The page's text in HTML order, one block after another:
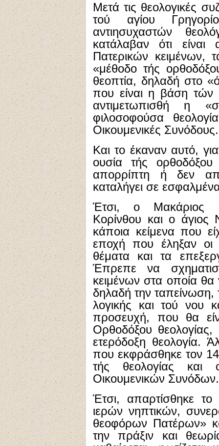
Μετά τις θεολογικές
τού αγίου
αντιησυχαστών
κατάλαβαν ότι
Πατερικών κειμένων,
«μέθοδο τής
θεοπτία, δηλαδή στο
που είναι η βάση τών
αντιμετωπισθή η
φιλοσοφούσα
Οικουμενικές Συνόδους.
Και το έκαναν αυτό,
ουσία τής
απορρίπτη ή δεν
καταλήγει σε
Έτσι, ο Μακάριος
Κορίνθου και ο άγιος
κάποια κείμενα που
εποχή που έληξαν οι
θέματα και τα
Έπρεπε να
κειμένων στα οποία θα
δηλαδή την ταπείνωση,
λογικής και τού νου
προσευχή, που θα
Ορθοδόξου
ετερόδοξη θεολογία.
που εκφράσθηκε τον
τής θεολογίας και
Οικουμενικών Συνόδων.
Έτσι, απαρτίσθηκε το
ιερών νηπτικών,
θεοφόρων Πατέρων»
την πράξιν και